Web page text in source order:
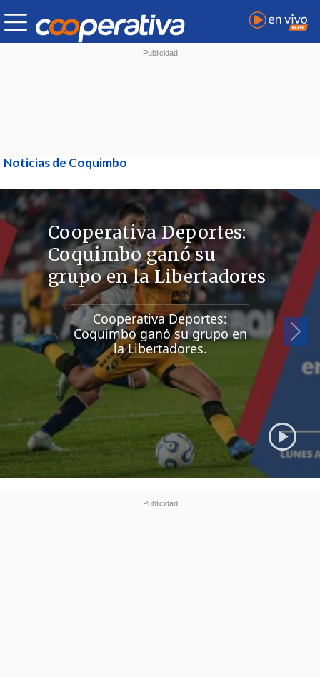
Noticias de Coquimbo
Cooperativa Deportes:
Coquimbo ganó su
grupo en la Libertadores
Cooperativa Deportes:
Coquimbo ganó su grupo en
la Libertadores.